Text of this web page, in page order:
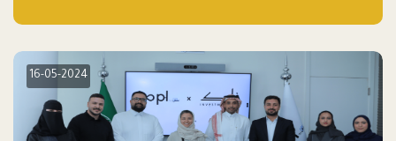
أساسه ذلك العمل.
16-05-2024